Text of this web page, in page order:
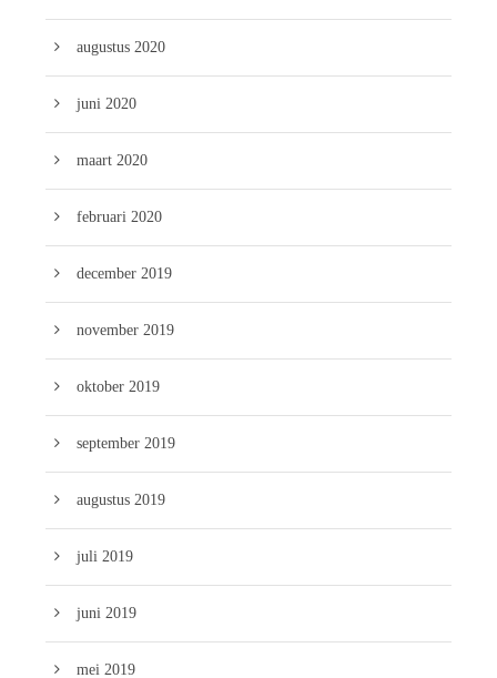
augustus 2020
juni 2020
maart 2020
februari 2020
december 2019
november 2019
oktober 2019
september 2019
augustus 2019
juli 2019
juni 2019
mei 2019